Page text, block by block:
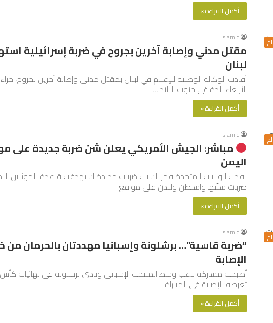
أكمل القراءة »
islamic
مقتل مدني وإصابة آخرين بجروح في ضربة إسرائيلية
لبنان
أفادت الوكالة الوطنية للإعلام في لبنان بمقتل مدني وإصابة آخرين بجروح،
الأربعاء بلدة في جنوب البلاد.…
أكمل القراءة »
islamic
مباشر: الجيش الأمريكي يعلن شن ضربة جديدة على
اليمن
نفذت الولايات المتحدة فجر السبت ضربات جديدة استهدفت قاعدة للحوثيين
ضربات شنّتها واشنطن ولندن على مواقع…
أكمل القراءة »
islamic
“ضربة قاسية”… برشلونة وإسبانيا مهددتان بالحرمان
الإصابة
تعرضه للإصابة في المباراة…
أكمل القراءة »